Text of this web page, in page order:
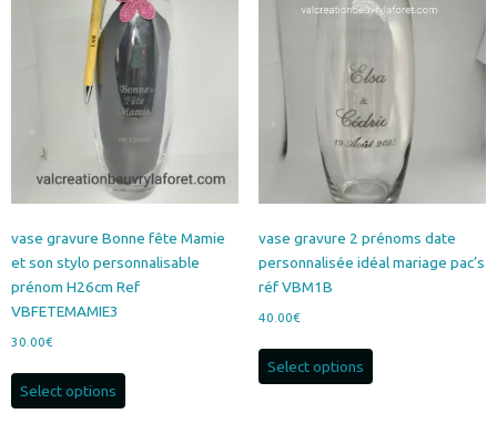
Les
options
peuvent
être
choisies
sur
la
page
du
produit
Les
sur
la
page
du
produit
vase gravure Bonne fête Mamie
et son stylo personnalisable
prénom H26cm Ref
VBFETEMAMIE3
30.00€
Select options
vase gravure 2 prénoms date
personnalisée idéal mariage pac’s
réf VBM1B
40.00€
Select options